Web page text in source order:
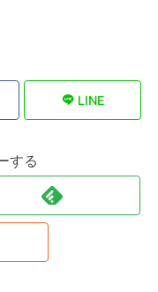
LINE
する